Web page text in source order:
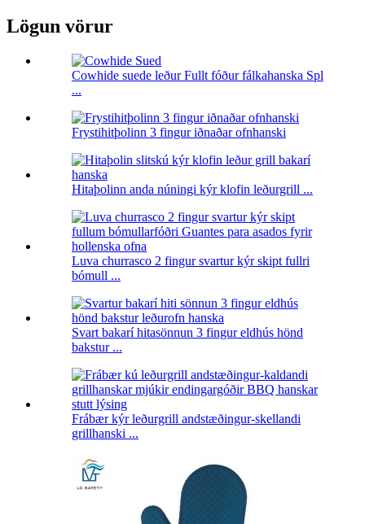
Lögun vörur
Cowhide suede leður Fullt fóður fálkahanska Spl
...
Frystihitþolinn 3 fingur iðnaðar ofnhanski
Hitaþolinn anda núningi kýr klofin leðurgrill ...
Luva churrasco 2 fingur svartur kýr skipt fullri
bómull ...
Svart bakarí hitasönnun 3 fingur eldhús hönd
bakstur ...
Frábær kýr leðurgrill andstæðingur-skellandi
grillhanski ...